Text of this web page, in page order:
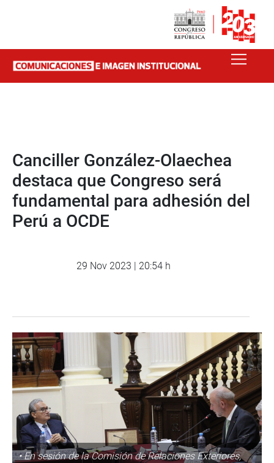
Canciller González-Olaechea
destaca que Congreso será
fundamental para adhesión del
Perú a OCDE
29 Nov 2023 | 20:54 h
• En sesión de la Comisión de Relaciones Exteriores,